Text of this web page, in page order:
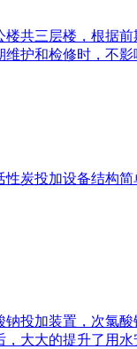
共三层楼，根
护和检修时，不
炭投加设备结
投加装置，次氯
大大的提升了用水